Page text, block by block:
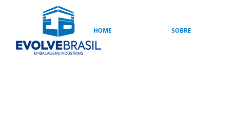
HOME SOBRE